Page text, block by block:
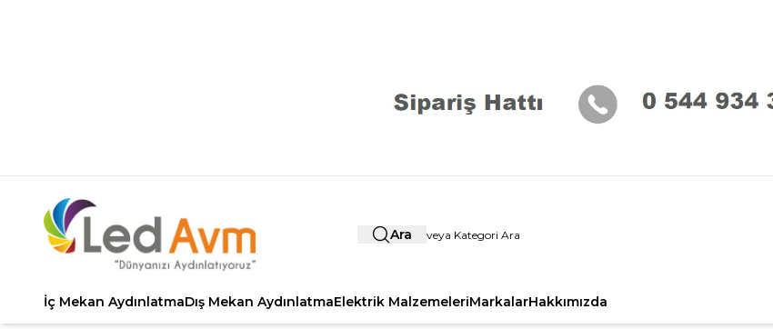
Ara
İç Mekan AydınlatmaDış Mekan AydınlatmaElektrik MalzemeleriMarkalarHakkımızda